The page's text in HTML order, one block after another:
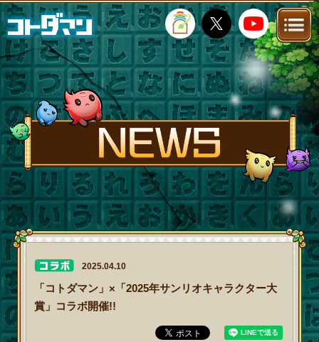
TOP STORY NEWS
FANKIT FAQ
2025.04.10
「コトダマン」×「2025年サンリオキャラクター大
賞」コラボ開催!!